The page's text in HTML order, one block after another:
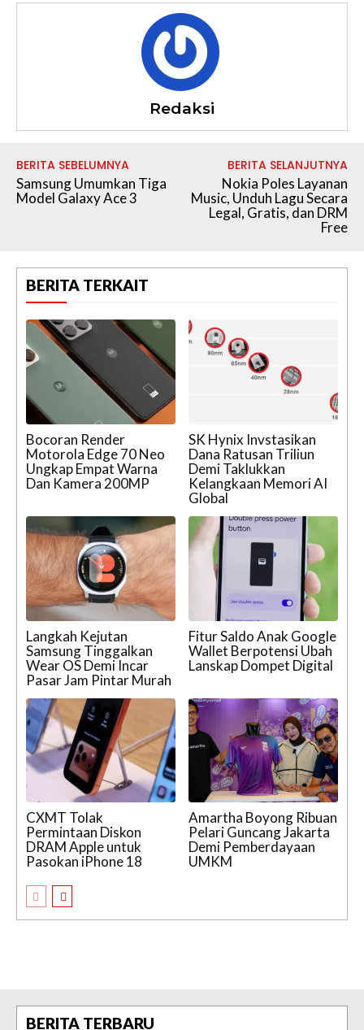
Redaksi
BERITA SEBELUMNYA
Samsung Umumkan Tiga
Model Galaxy Ace 3
BERITA SELANJUTNYA
Nokia Poles Layanan
Music, Unduh Lagu Secara
Legal, Gratis, dan DRM
Free
BERITA TERKAIT
Bocoran Render
Motorola Edge 70 Neo
Ungkap Empat Warna
Dan Kamera 200MP
SK Hynix Invstasikan
Dana Ratusan Triliun
Demi Taklukkan
Kelangkaan Memori AI
Global
Langkah Kejutan
Samsung Tinggalkan
Wear OS Demi Incar
Pasar Jam Pintar Murah
Fitur Saldo Anak Google
Wallet Berpotensi Ubah
Lanskap Dompet Digital
CXMT Tolak
Permintaan Diskon
DRAM Apple untuk
Pasokan iPhone 18
Amartha Boyong Ribuan
Pelari Guncang Jakarta
Demi Pemberdayaan
UMKM
BERITA TERBARU